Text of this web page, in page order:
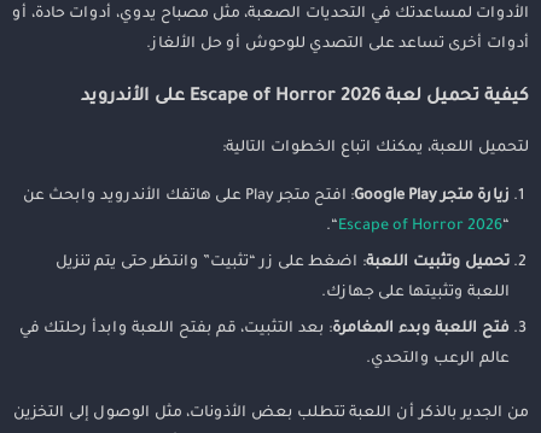
الأدوات لمساعدتك في التحديات الصعبة، مثل مصباح يدوي، أدوات حادة، أو
أدوات أخرى تساعد على التصدي للوحوش أو حل الألغاز.
كيفية تحميل لعبة Escape of Horror 2026 على الأندرويد
لتحميل اللعبة، يمكنك اتباع الخطوات التالية:
زيارة متجر Google Play
: افتح متجر Play على هاتفك الأندرويد وابحث عن
“
Escape of Horror 2026
“.
تحميل وتثبيت اللعبة: اضغط على زر “تثبيت” وانتظر حتى يتم تنزيل
اللعبة وتثبيتها على جهازك.
فتح اللعبة وبدء المغامرة: بعد التثبيت، قم بفتح اللعبة وابدأ رحلتك في
عالم الرعب والتحدي.
من الجدير بالذكر أن اللعبة تتطلب بعض الأذونات، مثل الوصول إلى التخزين